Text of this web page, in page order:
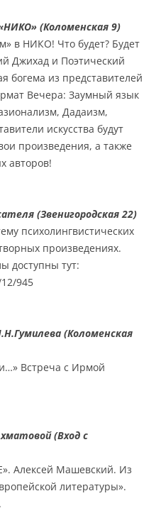
(Коломенская 9)
в НИКО! Что будет? Будет
Джихад и Поэтический
богема из представителей
Вечера: Заумный язык
Дадаизм,
искусства будут
произведения, а также
авторов!
(Звенигородская 22)
психолингвистических
произведениях.
доступны тут:
945
(Коломенская
Встреча с Ирмой
(Вход с
Алексей Машевский. Из
литературы».